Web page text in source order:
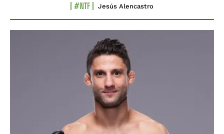
#NTF Jesús Alencastro